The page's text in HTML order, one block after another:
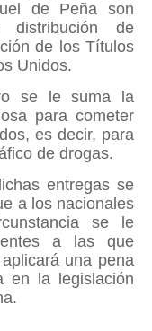
de Peña son
distribución de
de los Títulos
Unidos.
se le suma la
para cometer
es decir, para
de drogas.
entregas se
a los nacionales
se le
a las que
una pena
en la legislación